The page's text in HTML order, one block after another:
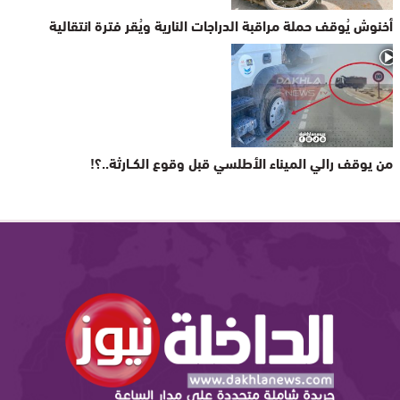
أخنوش يُوقف حملة مراقبة الدراجات النارية ويُقر فترة انتقالية
من يوقف رالي الميناء الأطلسي قبل وقوع الكــارثة..؟!